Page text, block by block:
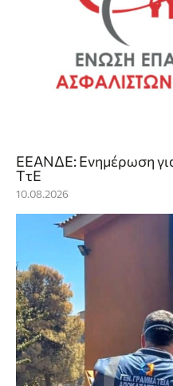
ΕΕΑΝΔΕ: Ενημέρωση
ΤτΕ
10.08.2026